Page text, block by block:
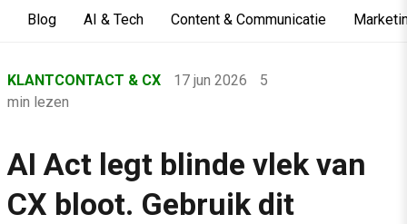
Blog AI & Tech Content & Communicatie
›
Klantcontact & CX
›
KLANTCONTACT & CX 17 jun 2026
5
min lezen
AI Act legt blinde vlek van
CX bloot. Gebruik dit